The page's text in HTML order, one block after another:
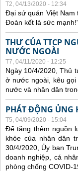
T2, 04/13/2020 - 12:34
Đại sứ quán Việt Nam
Đoàn kết là sức
THƯ CỦA TTCP
NƯỚC NGOÀI
T7, 04/11/2020 - 12:25
Ngày 10/4/2020, Thủ
ở nước ngoài, kêu
nước và nhân dân
PHÁT ĐỘNG ỦNG
T5, 04/09/2020 - 15:04
Để tăng thêm nguồn
khỏe của nhân dân
30/4/2020, Ủy ban
doanh nghiệp, cá
phòng chống COVID-